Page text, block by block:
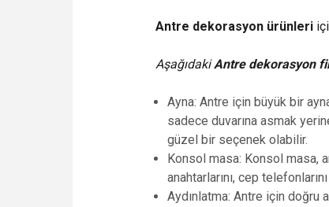
Antre dekorasyon ürünleri
AşağıdakiAntre dekorasyon
Ayna: Antre için büyük bir
sadece duvarına asmak
güzel bir seçenek olabilir.
Konsol masa: Konsol masa,
anahtarlarını, cep
Aydınlatma: Antre için doğru